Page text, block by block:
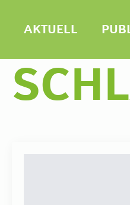
AKTUELL